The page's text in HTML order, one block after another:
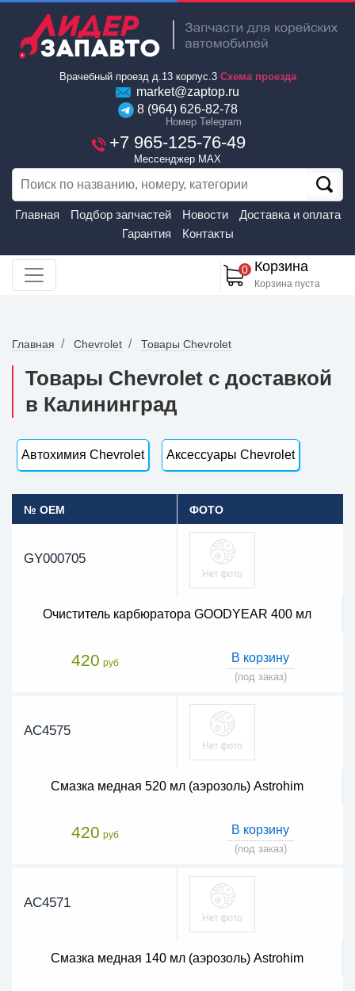
Врачебный проезд д.13 корпус.3 Схема проезда
market@zaptop.ru
8 (964) 626-82-78
Номер Telegram
+7 965-125-76-49
Мессенджер MAX
Главная Подбор запчастей Новости
Доставка и оплата
Гарантия
Контакты
0 Корзина
Корзина пуста
Главная Chevrolet Товары Chevrolet
Товары Chevrolet с доставкой
в Калининград
Автохимия Chevrolet Аксессуары Chevrolet
№ OEM ФОТО
GY000705
Очиститель карбюратора GOODYEAR 400 мл
420 руб В корзину
(под заказ)
AC4575
Смазка медная 520 мл (аэрозоль) Astrohim
420 руб В корзину
(под заказ)
AC4571
Смазка медная 140 мл (аэрозоль) Astrohim